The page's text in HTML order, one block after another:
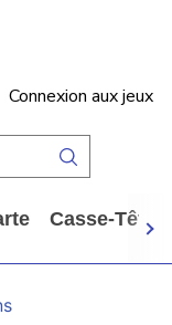
Connexion aux jeux
Casse-Tête